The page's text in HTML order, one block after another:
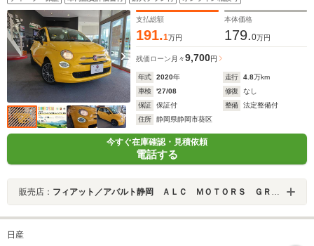
支払総額
191.1万円
本体価格
179.0万円
残価ローン 月々9,700円
年式 2020年 走行 4.8万km
車検
'27/08 修復
なし
保証
保証付 整備
法定整備付
住所
静岡県静岡市葵区
今すぐ在庫確認・見積依頼
電話する
販売店： フィアット／アバルト静岡 ＡＬＣ ＭＯＴＯＲＳ ＧＲＯＵＰ
日産